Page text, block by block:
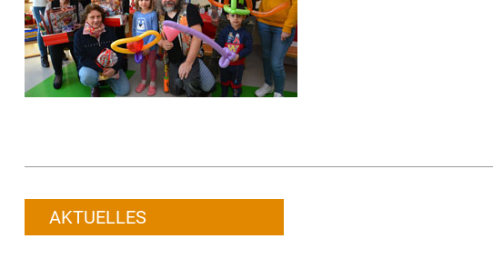
AKTUELLES